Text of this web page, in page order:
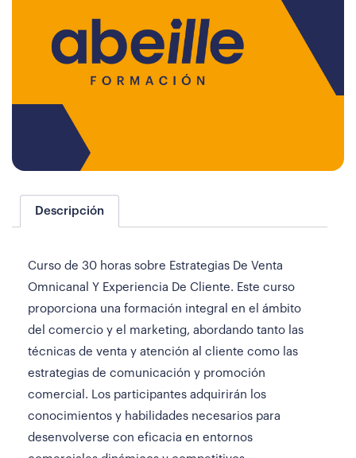
Descripción
Curso de 30 horas sobre Estrategias De Venta
Omnicanal Y Experiencia De Cliente. Este curso
proporciona una formación integral en el ámbito
del comercio y el marketing, abordando tanto las
técnicas de venta y atención al cliente como las
estrategias de comunicación y promoción
comercial. Los participantes adquirirán los
conocimientos y habilidades necesarios para
desenvolverse con eficacia en entornos